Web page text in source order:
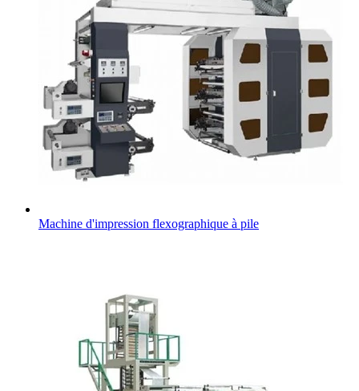
Machine d'impression flexographique à pile